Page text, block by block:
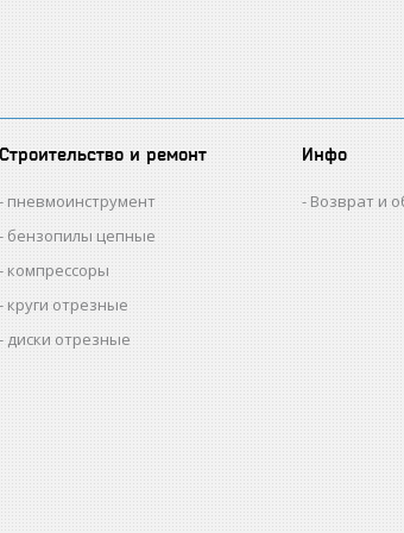
Строительство и ремонт
пневмоинструмент
бензопилы цепные
компрессоры
круги отрезные
диски отрезные
Инфо
Возврат и